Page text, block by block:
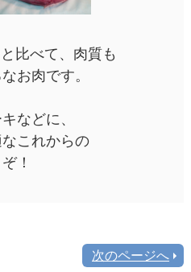
比べて、肉質も
お肉です。
などに、
これからの
！
次のページへ